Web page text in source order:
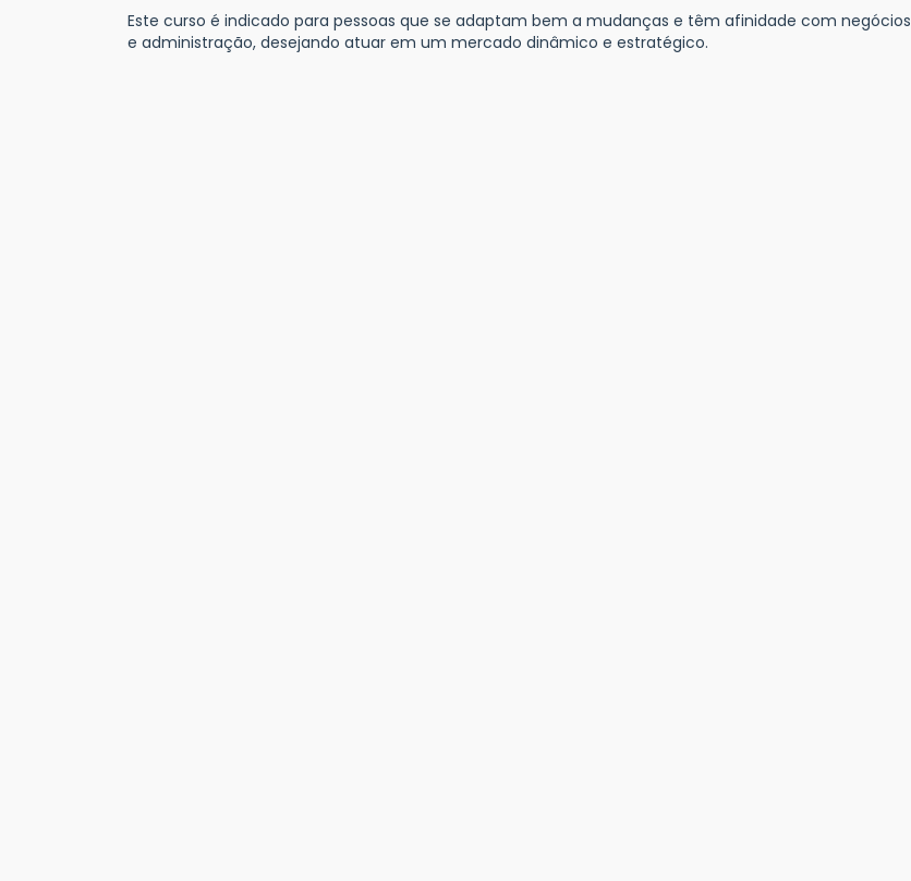
Este curso é indicado para pessoas que se adaptam bem a mudanças e têm afinidade com negócios
e administração, desejando atuar em um mercado dinâmico e estratégico.